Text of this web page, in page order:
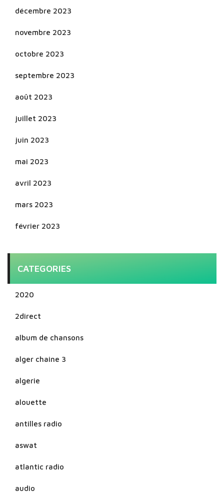
décembre 2023
novembre 2023
octobre 2023
septembre 2023
août 2023
juillet 2023
juin 2023
mai 2023
avril 2023
mars 2023
février 2023
CATEGORIES
2020
2direct
album de chansons
alger chaine 3
algerie
alouette
antilles radio
aswat
atlantic radio
audio